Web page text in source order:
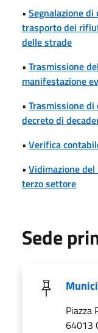
• Segnalazione
trasporto dei
delle strade
• Trasmissione
manifestazione
• Trasmissione
decreto di
• Verifica
• Vidimazione
terzo settore
Sede
Piazza
64013